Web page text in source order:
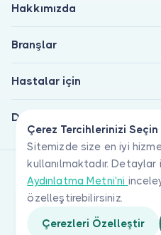
Çerez Tercihlerinizi Seçin
Sitemizde size en iyi
kullanılmaktadır. Detaylar
Aydınlatma Metni'ni
özelleştirebilirsiniz.
Çerezleri Özelleştir
Hakkımızda
Branşlar
Hastalar için
Doktorlar için